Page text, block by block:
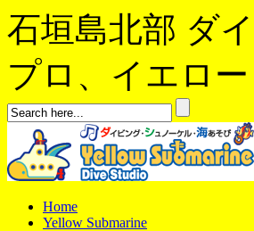
石垣島北部 ダ
プロ、イエロ
Home
Yellow Submarine